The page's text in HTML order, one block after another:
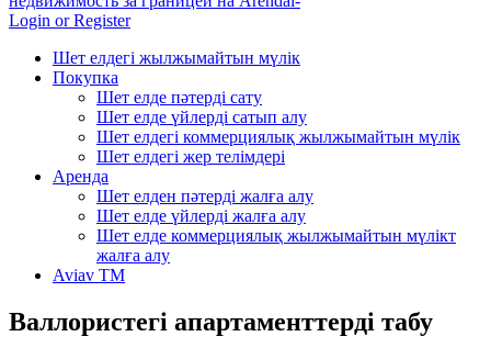
Login or Register
Шет елдегі жылжымайтын мүлік
Покупка
Шет елде пәтерді сату
Шет елде үйлерді сатып алу
Шет елдегі коммерциялық жылжымайтын мүлік
Шет елдегі жер телімдері
Аренда
Шет елден пәтерді жалға алу
Шет елде үйлерді жалға алу
Шет елде коммерциялық жылжымайтын мүлікт
жалға алу
Aviav TM
Валлористегі апартаменттерді табу